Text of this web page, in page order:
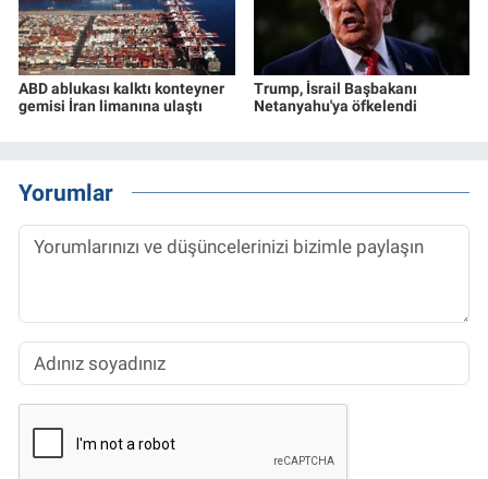
ABD ablukası kalktı konteyner
gemisi İran limanına ulaştı
Trump, İsrail Başbakanı
Netanyahu'ya öfkelendi
Yorumlar